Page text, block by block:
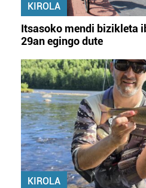
KIROLA
Itsasoko mendi bizikleta
29an egingo dute
KIROLA